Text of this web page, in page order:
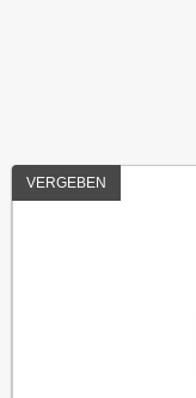
VERGEBEN